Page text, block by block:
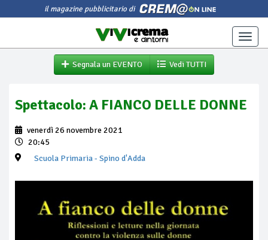
il magazine pubblicitario di
Toggle
Segnala un EVENTO
Vedi TUTTI
Spettacolo: A FIANCO DELLE DONNE
venerdì 26 novembre 2021
20:45
Scuola Primaria- Spino d'Adda